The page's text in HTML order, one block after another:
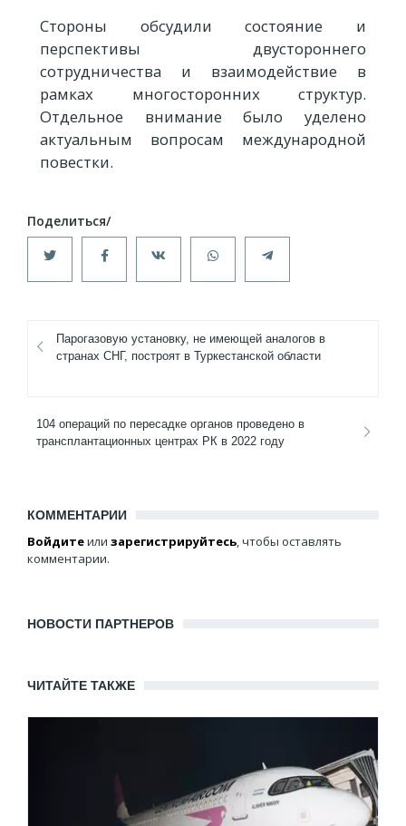
Стороны обсудили состояние и
перспективы двустороннего
сотрудничества и взаимодействие в
рамках многосторонних структур.
Отдельное внимание было уделено
актуальным вопросам международной
повестки.
Парогазовую установку, не имеющей аналогов в
странах СНГ, построят в Туркестанской области
104 операций по пересадке органов проведено в
трансплантационных центрах РК в 2022 году
КОММЕНТАРИИ
Войдитеили зарегистрируйтесь, чтобы оставлять
комментарии.
НОВОСТИ ПАРТНЕРОВ
ЧИТАЙТЕ ТАКЖЕ